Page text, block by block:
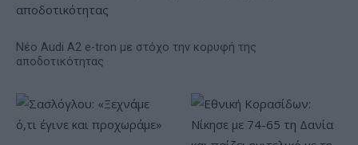
Νέο Audi A2 e-tron με στόχο την κορυφή της
αποδοτικότητας